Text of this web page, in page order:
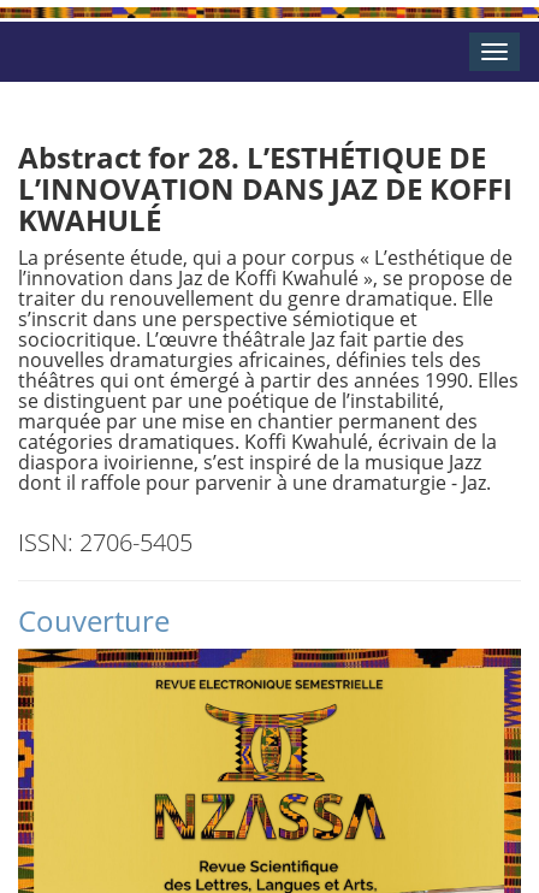
Toggle
Abstract for 28. L’ESTHÉTIQUE DE
L’INNOVATION DANS JAZ DE KOFFI
KWAHULÉ
La présente étude, qui a pour corpus « L’esthétique de
l’innovation dans Jaz de Koffi Kwahulé », se propose de
traiter du renouvellement du genre dramatique. Elle
s’inscrit dans une perspective sémiotique et
sociocritique. L’œuvre théâtrale Jaz fait partie des
nouvelles dramaturgies africaines, définies tels des
théâtres qui ont émergé à partir des années 1990. Elles
se distinguent par une poétique de l’instabilité,
marquée par une mise en chantier permanent des
catégories dramatiques. Koffi Kwahulé, écrivain de la
diaspora ivoirienne, s’est inspiré de la musique Jazz
dont il raffole pour parvenir à une dramaturgie - Jaz.
ISSN: 2706-5405
Couverture